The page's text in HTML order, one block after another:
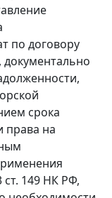
по договору
документально
срока
права на
ст. 149 НК РФ,